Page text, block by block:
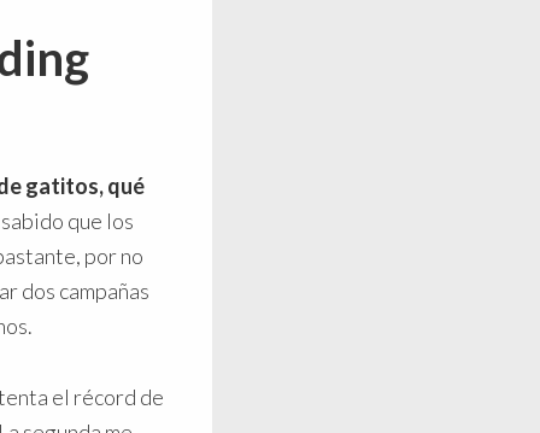
gatitos, qué
que los
por no
dos campañas
el récord de